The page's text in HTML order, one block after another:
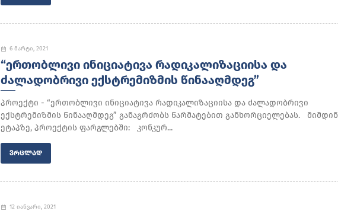
6 მარტი, 2021
“ᲔᲠᲗᲝᲑᲚᲘᲕᲘ ᲘᲜᲘᲪᲘᲐᲢᲘᲕᲐ ᲠᲐᲓᲘᲙᲐᲚᲘᲖᲐᲪᲘᲘᲡᲐ ᲓᲐ
ᲫᲐᲚᲐᲓᲝᲑᲠᲘᲕᲘ ᲔᲥᲡᲢᲠᲔᲛᲘᲖᲛᲘᲡ ᲬᲘᲜᲐᲐᲦᲛᲓᲔᲒ”
პროექტი - “ერთობლივი ინიციატივა რადიკალიზაციისა და ძალადობრივი
ექსტრემიზმის წინააღმდეგ” განაგრძობს წარმატებით განხორციელებას.
ეტაპზე, პროექტის ფარგლებში: კონკურ...
ᲕᲠᲪᲚᲐᲓ
12 იანვარი, 2021